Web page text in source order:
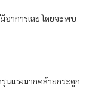
าการเลย โดยจะพบ
เเรงมากคล้ายกระดูก